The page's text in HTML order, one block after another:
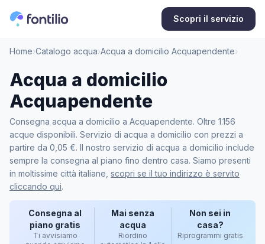
Scopri il servizio
Home›Catalogo acqua›Acqua a domicilio Acquapendente›
Acqua a domicilio
Acquapendente
Consegna acqua a domicilio a Acquapendente. Oltre 1.156
acque disponibili. Servizio di acqua a domicilio con prezzi a
partire da 0,05 €. Il nostro servizio di acqua a domicilio include
sempre la consegna al piano fino dentro casa. Siamo presenti
in moltissime città italiane, scopri se il tuo indirizzo è servito
cliccando qui.
Consegna al
piano gratis
Ti avvisiamo
Mai senza
acqua
Riordino
Non sei in
casa?
Riprogrammi gratis